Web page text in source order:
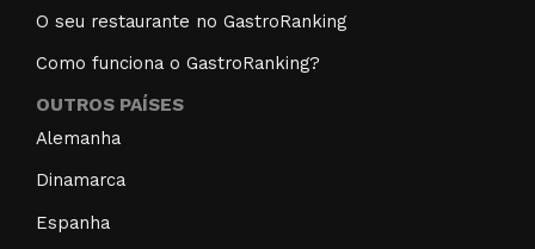
O seu restaurante no GastroRanking
Como funciona o GastroRanking?
OUTROS PAÍSES
Alemanha
Dinamarca
Espanha